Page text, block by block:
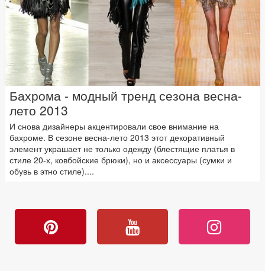
Бахрома - модный тренд сезона весна-
лето 2013
И снова дизайнеры акцентировали свое внимание на
бахроме. В сезоне весна-лето 2013 этот декоративный
элемент украшает не только одежду (блестящие платья в
стиле 20-х, ковбойские брюки), но и аксессуары (сумки и
обувь в этно стиле)....